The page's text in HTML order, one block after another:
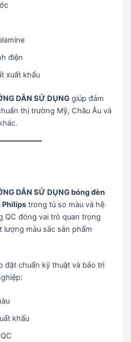
điện
xuất khẩu
DẪN SỬ DỤNG giúp đảm
thị trường Mỹ, Châu Âu và
DẪN SỬ DỤNG bóng đèn
Philips trong tủ so màu và hệ
QC đóng vai trò quan trọng
lượng màu sắc sản phẩm
đặt chuẩn kỹ thuật và bảo trì
khẩu